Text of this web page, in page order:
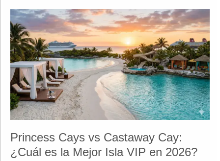
Princess Cays vs Castaway Cay:
¿Cuál es la Mejor Isla VIP en 2026?